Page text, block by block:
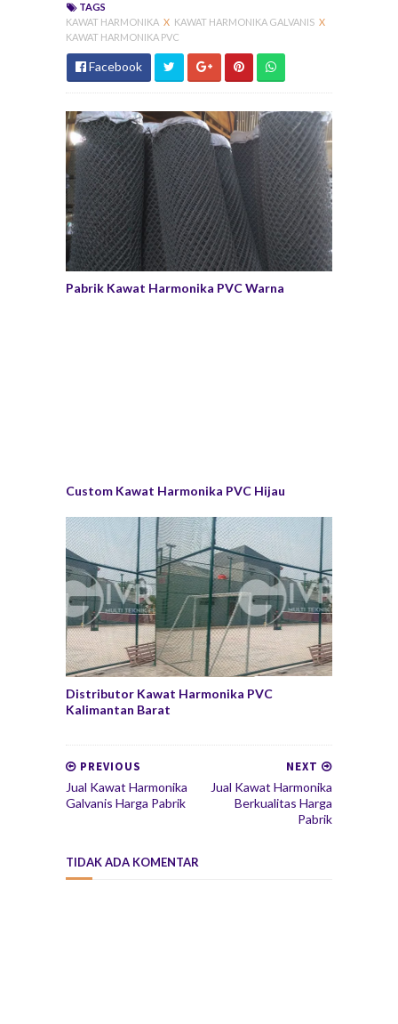
TAGS
KAWAT HARMONIKA X KAWAT HARMONIKA GALVANIS X
KAWAT HARMONIKA PVC
Facebook
Pabrik Kawat Harmonika PVC Warna
Custom Kawat Harmonika PVC Hijau
Distributor Kawat Harmonika PVC
Kalimantan Barat
NEXT
Jual Kawat Harmonika
Berkualitas Harga
Pabrik
PREVIOUS
Jual Kawat Harmonika
Galvanis Harga Pabrik
TIDAK ADA KOMENTAR